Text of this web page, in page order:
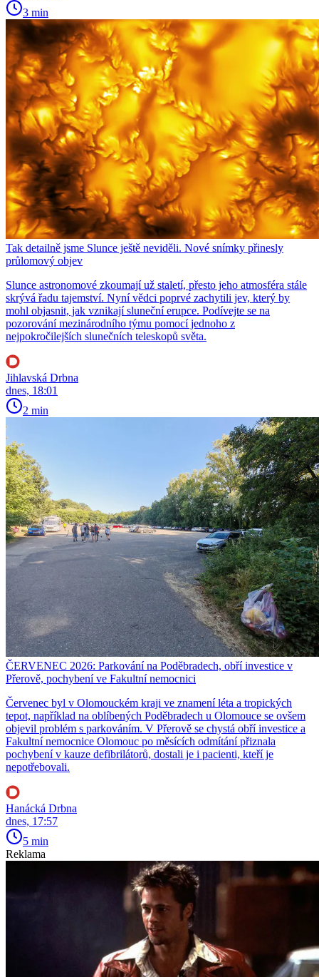
3 min
Tak detailně jsme Slunce ještě neviděli. Nové snímky přinesly
průlomový objev
Slunce astronomové zkoumají už staletí, přesto jeho atmosféra stále
skrývá řadu tajemství. Nyní vědci poprvé zachytili jev, který by
mohl objasnit, jak vznikají sluneční erupce. Podívejte se na
pozorování mezinárodního týmu pomocí jednoho z
nejpokročilejších slunečních teleskopů světa.
Jihlavská Drbna
dnes, 18:01
2 min
ČERVENEC 2026: Parkování na Poděbradech, obří investice v
Přerově, pochybení ve Fakultní nemocnici
Červenec byl v Olomouckém kraji ve znamení léta a tropických
tepot, například na oblíbených Poděbradech u Olomouce se ovšem
objevil problém s parkováním. V Přerově se chystá obří investice a
Fakultní nemocnice Olomouc po měsících odmítání přiznala
pochybení v kauze defibrilátorů, dostali je i pacienti, kteří je
nepotřebovali.
Hanácká Drbna
dnes, 17:57
5 min
Reklama